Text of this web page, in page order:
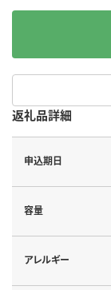
返礼品詳細
申込期日
容量
アレルギー